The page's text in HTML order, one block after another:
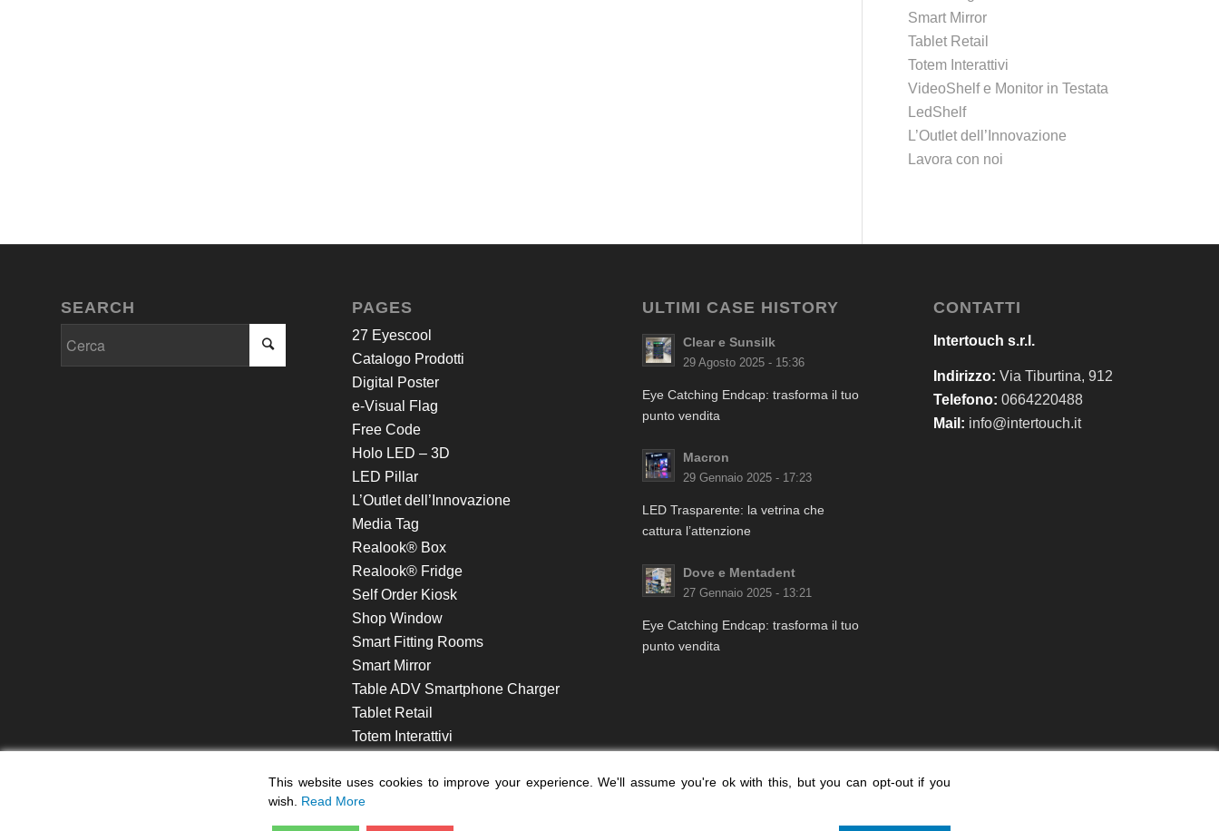
Smart Mirror
Tablet Retail
Totem Interattivi
VideoShelf e Monitor in Testata
LedShelf
L’Outlet dell’Innovazione
Lavora con noi
SEARCH PAGES
27 Eyescool
Catalogo Prodotti
Digital Poster
e-Visual Flag
Free Code
Holo LED – 3D
LED Pillar
L’Outlet dell’Innovazione
Media Tag
Realook® Box
Realook® Fridge
Self Order Kiosk
Shop Window
Smart Fitting Rooms
Smart Mirror
Table ADV Smartphone Charger
Tablet Retail
Totem Interattivi
ULTIMI CASE HISTORY
Clear e Sunsilk
29 Agosto 2025 - 15:36
Eye Catching Endcap: trasforma il tuo
punto vendita
Macron
29 Gennaio 2025 - 17:23
LED Trasparente: la vetrina che
cattura l’attenzione
Dove e Mentadent
27 Gennaio 2025 - 13:21
Eye Catching Endcap: trasforma il tuo
punto vendita
CONTATTI
Intertouch s.r.l.
Indirizzo: Via Tiburtina, 912
Telefono: 0664220488
Mail: info@intertouch.it
This website uses cookies to improve your experience. We'll assume you're ok with this, but you can opt-out if you
wish. Read More